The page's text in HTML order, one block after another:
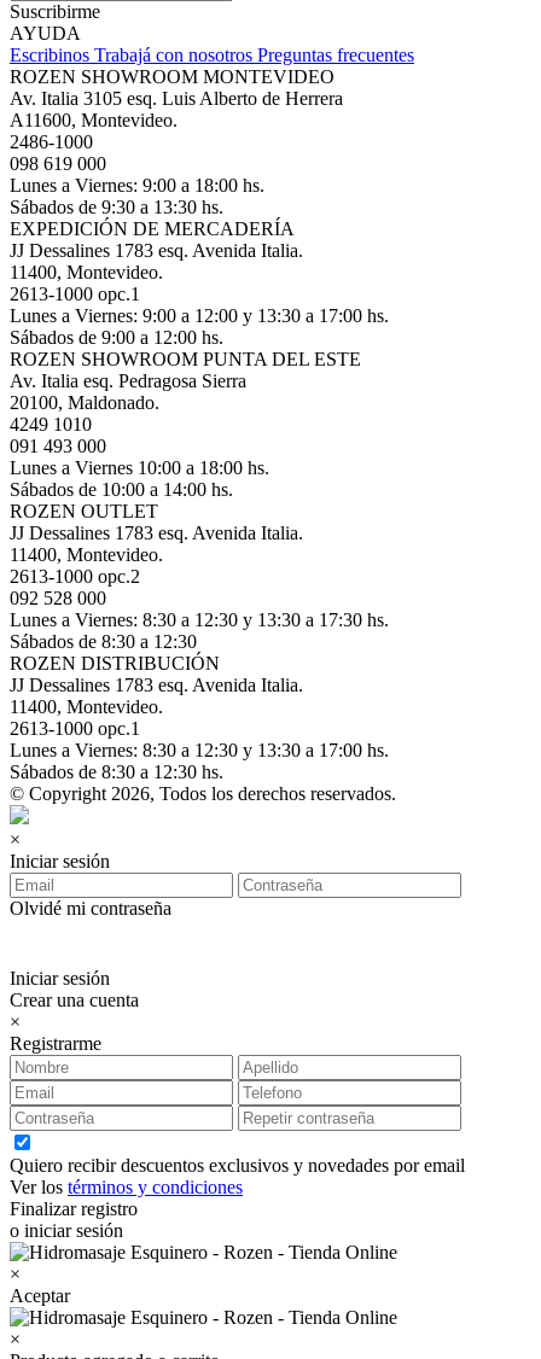
Suscribirme
AYUDA
Escribinos Trabajá con nosotros Preguntas frecuentes
ROZEN SHOWROOM MONTEVIDEO
Av. Italia 3105 esq. Luis Alberto de Herrera
A11600, Montevideo.
2486-1000
098 619 000
Lunes a Viernes: 9:00 a 18:00 hs.
Sábados de 9:30 a 13:30 hs.
EXPEDICIÓN DE MERCADERÍA
JJ Dessalines 1783 esq. Avenida Italia.
11400, Montevideo.
2613-1000 opc.1
Lunes a Viernes: 9:00 a 12:00 y 13:30 a 17:00 hs.
Sábados de 9:00 a 12:00 hs.
ROZEN SHOWROOM PUNTA DEL ESTE
Av. Italia esq. Pedragosa Sierra
20100, Maldonado.
4249 1010
091 493 000
Lunes a Viernes 10:00 a 18:00 hs.
Sábados de 10:00 a 14:00 hs.
ROZEN OUTLET
JJ Dessalines 1783 esq. Avenida Italia.
11400, Montevideo.
2613-1000 opc.2
092 528 000
Lunes a Viernes: 8:30 a 12:30 y 13:30 a 17:30 hs.
Sábados de 8:30 a 12:30
ROZEN DISTRIBUCIÓN
JJ Dessalines 1783 esq. Avenida Italia.
11400, Montevideo.
2613-1000 opc.1
Lunes a Viernes: 8:30 a 12:30 y 13:30 a 17:00 hs.
Sábados de 8:30 a 12:30 hs.
© Copyright 2026, Todos los derechos reservados.
×
Iniciar sesión
Olvidé mi contraseña
Iniciar sesión
Crear una cuenta
×
Registrarme
Quiero recibir descuentos exclusivos y novedades por email
Ver los términos y condiciones
Finalizar registro
o iniciar sesión
×
Aceptar
×